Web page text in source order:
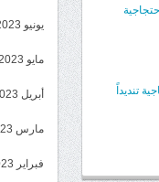
تنديداً
يونيو 2023
مايو 2023
أبريل 2023
مارس 2023
فبراير 2023